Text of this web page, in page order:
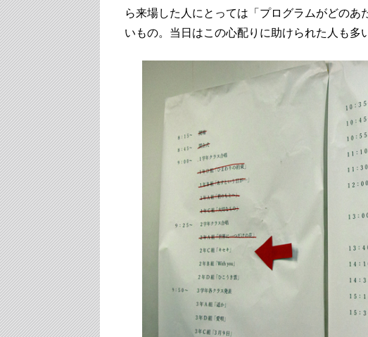
ら来場した人にとっては「プログラムがどのあ
いもの。当日はこの心配りに助けられた人も多